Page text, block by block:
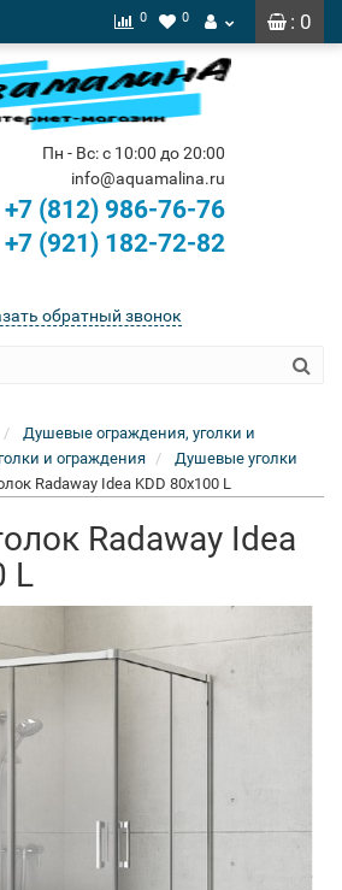
: 0
0 0
Пн - Вс: с 10:00 до 20:00
info@aquamalina.ru
+7 (812) 986-76-76
+7 (921) 182-72-82
обратный звонок
Душевые ограждения, уголки и
и ограждения
Душевые уголки
Radaway Idea KDD 80x100 L
Radaway Idea
L